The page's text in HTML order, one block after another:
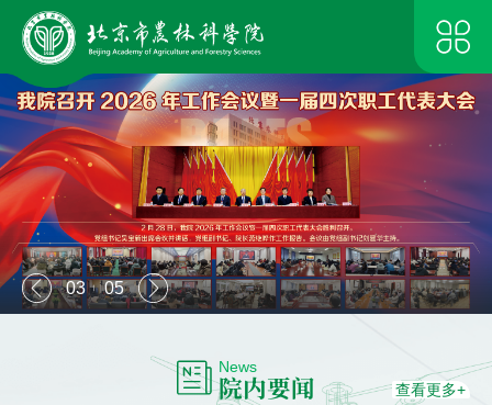
04 | 05
News
院内要闻 查看更多+